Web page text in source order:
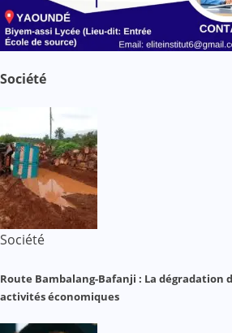
Société
Société
Route Bambalang-Bafanji : La dégradation
activités économiques